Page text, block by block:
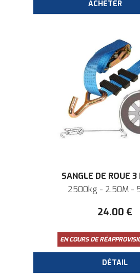
SANGLE DE ROUE 3
2500kg - 2.50M -
24.00 €
EN COURS DE